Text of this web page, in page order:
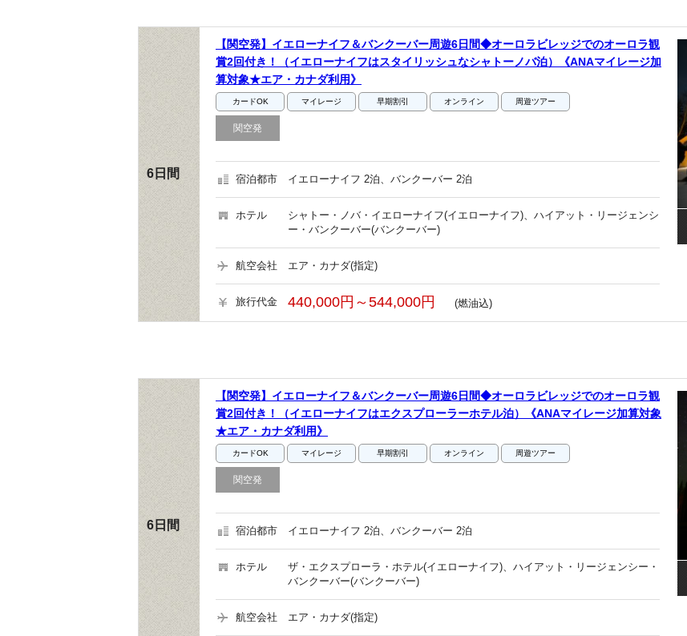
6日間
【関空発】イエローナイフ＆バンクーバー周遊6日間◆オーロラビレッジでのオーロラ観
賞2回付き！（イエローナイフはスタイリッシュなシャトーノバ泊）《ANAマイレージ加
算対象★エア・カナダ利用》
カードOK マイレージ 早期割引 オンライン 周遊ツアー
関空発
宿泊都市 イエローナイフ 2泊、バンクーバー 2泊
ホテル
シャトー・ノバ・イエローナイフ(イエローナイフ)、ハイアット・リージェンシ
ー・バンクーバー(バンクーバー)
航空会社 エア・カナダ(指定)
旅行代金 440,000円～544,000円 (燃油込)
6日間
【関空発】イエローナイフ＆バンクーバー周遊6日間◆オーロラビレッジでのオーロラ観
賞2回付き！（イエローナイフはエクスプローラーホテル泊）《ANAマイレージ加算対象
★エア・カナダ利用》
カードOK マイレージ 早期割引 オンライン 周遊ツアー
関空発
宿泊都市 イエローナイフ 2泊、バンクーバー 2泊
ホテル
ザ・エクスプローラ・ホテル(イエローナイフ)、ハイアット・リージェンシー・
バンクーバー(バンクーバー)
航空会社 エア・カナダ(指定)